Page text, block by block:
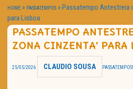
HOME CINEMA
NOTA PESSOAL
TRAILER DO DIA
Política de Privacidade
HOME » PASSATEMPOS »Passatempo Antestreia
para Lisboa
PASSATEMPO
ZONA CINZENTA’ PARA
25/05/2026 CLAUDIO SOUSA PASSATEMPOS